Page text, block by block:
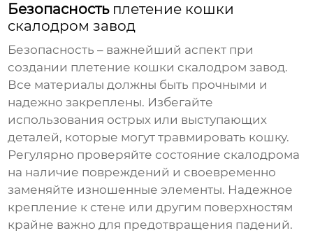
Безопасность плетение кошки
скалодром завод
Безопасность – важнейший аспект при
создании плетение кошки скалодром завод.
Все материалы должны быть прочными и
надежно закреплены. Избегайте
использования острых или выступающих
деталей, которые могут травмировать кошку.
Регулярно проверяйте состояние скалодрома
на наличие повреждений и своевременно
заменяйте изношенные элементы. Надежное
крепление к стене или другим поверхностям
крайне важно для предотвращения падений.